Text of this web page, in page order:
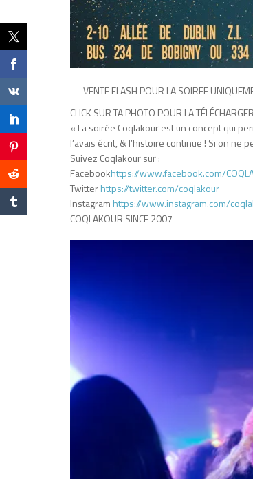
— VENTE FLASH POUR LA SOIREE
CLICK SUR TA PHOTO POUR LA
« La soirée Coqlakour est un concept qui
l’avais écrit, & l’histoire continue ! Si on ne
Suivez Coqlakour sur :
Facebookhttps://www.facebook.com/
Twitterhttps://twitter.com/coqlakour
Instagram https://www.instagram.com/
COQLAKOUR SINCE 2007